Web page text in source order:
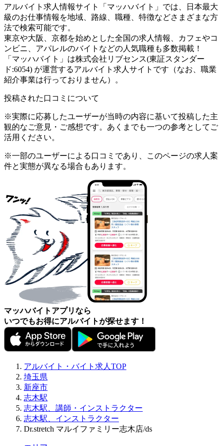
アルバイト求人情報サイト「マッハバイト」では、日本最大
級のお仕事情報を地域、路線、職種、特徴などさまざまな方
法で検索可能です。
東京や大阪、京都を始めとした全国の求人情報、カフェやコ
ンビニ、アパレルのバイトなどの人気職種も多数掲載！
「マッハバイト」は株式会社リブセンス(東証スタンダー
ド:6054) が運営するアルバイト求人サイトです（なお、職業
紹介事業は行っておりません）。
投稿された口コミについて
※実際に応募したユーザーが当時の内容に基いて投稿した主
観的なご意見・ご感想です。あくまでも一つの参考としてご
活用ください。
※一部のユーザーによる口コミであり、このページの求人案
件と実態が異なる場合もあります。
マッハバイトアプリなら
いつでもお得にアルバイトが探せます！
アルバイト・バイト求人TOP
埼玉県
新座市
志木駅
志木駅、講師・インストラクター
志木駅、インストラクター
Dr.stretch マルイファミリー志木店/ds